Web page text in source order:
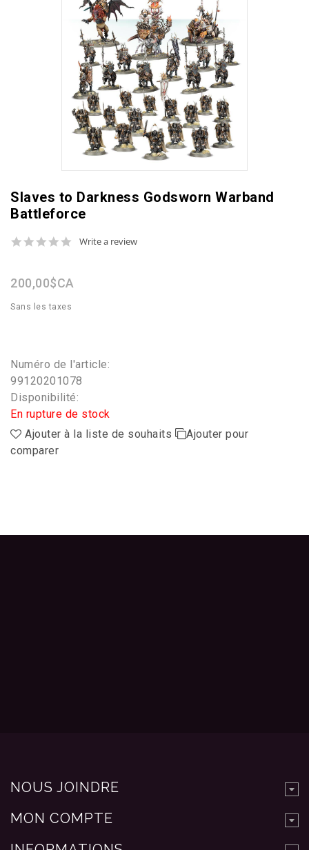
Slaves to Darkness Godsworn Warband
Battleforce
0.0
Write a review
200,00$CA
Sans les taxes
Numéro de l'article:
99120201078
Disponibilité:
En rupture de stock
Ajouter à la liste de souhaits
Ajouter pour
comparer
NOUS JOINDRE
MON COMPTE